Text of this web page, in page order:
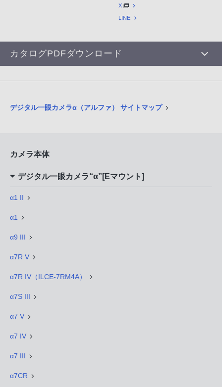
X
LINE
カタログPDFダウンロード
デジタル一眼カメラα（アルファ） サイトマップ
カメラ本体
デジタル一眼カメラ“α”[Eマウント]
α1 II
α1
α9 III
α7R V
α7R IV（ILCE-7RM4A）
α7S III
α7 V
α7 IV
α7 III
α7CR